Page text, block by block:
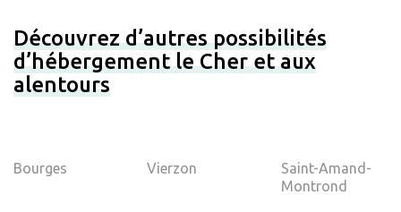
Découvrez d’autres possibilités
d’hébergement le Cher et aux
alentours
Bourges Vierzon
Saint-Amand-
Montrond